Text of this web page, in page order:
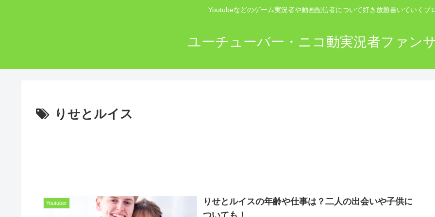
Youtubeなどのゲーム実況者や動画配信者について好き放題書いていくブ
ユーチューバー・ニコ動実況者ファン
りせとルイス
Youtuber
りせとルイスの年齢や仕事は？二人の出会いや子供に